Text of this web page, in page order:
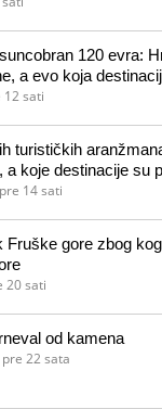
120 evra:
a evo koja
12 sati
turističkih
a koje destinacije su
pre 14 sati
Fruške gore zbog
20 sati
od kamena
pre 22 sata